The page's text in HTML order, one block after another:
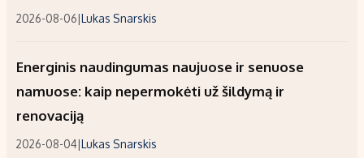
2026-08-06|Lukas Snarskis
Energinis naudingumas naujuose ir senuose
namuose: kaip nepermokėti už šildymą ir
renovaciją
2026-08-04|Lukas Snarskis